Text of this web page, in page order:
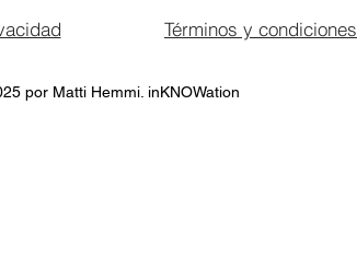
Términos y condiciones
por Matti Hemmi. inKNOWation